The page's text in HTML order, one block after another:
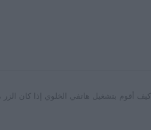
كيف أقوم بتشغيل هاتفي الخلوي إذا كان